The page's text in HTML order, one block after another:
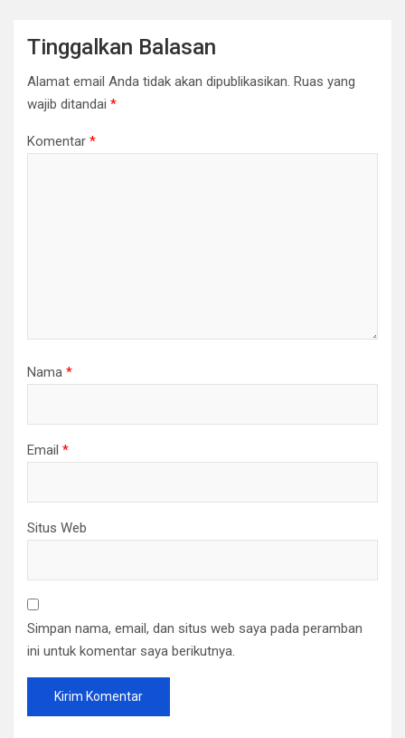
Tinggalkan Balasan
Alamat email Anda tidak akan dipublikasikan. Ruas yang
wajib ditandai *
Komentar *
Nama *
Email *
Situs Web
Simpan nama, email, dan situs web saya pada peramban
ini untuk komentar saya berikutnya.